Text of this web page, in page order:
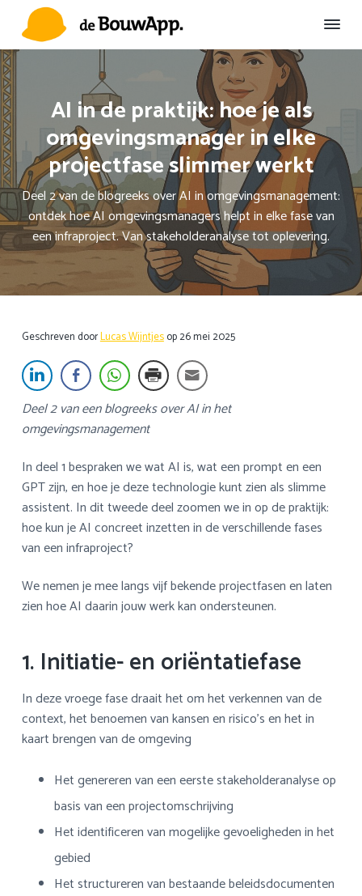
r
n
g
n
a
a
r
d
e
h
o
o
r
n
a
a
r
d
e
h
o
o
d
r
n
g
n
a
a
r
d
e
v
e
D
p
Duurzame
AI in de praktijk: hoe je als
omgevingsmanager in elke
projectfase slimmer werkt
Deel 2 van de blogreeks over AI in omgevingsmanagement:
ontdek hoe AI omgevingsmanagers helpt in elke fase van
een infraproject. Van stakeholderanalyse tot oplevering.
Geschreven doorLucas Wijntjesop26 mei 2025
Deel 2 van een blogreeks over AI in het
omgevingsmanagement
In deel 1 bespraken we wat AI is, wat een prompt en een
GPT zijn, en hoe je deze technologie kunt zien als slimme
assistent. In dit tweede deel zoomen we in op de praktijk:
hoe kun je AI concreet inzetten in de verschillende fases
van een infraproject?
We nemen je mee langs vijf bekende projectfasen en laten
zien hoe AI daarin jouw werk kan ondersteunen.
1. Initiatie- en oriëntatiefase
In deze vroege fase draait het om het verkennen van de
context, het benoemen van kansen en risico’s en het in
kaart brengen van de omgeving
Het genereren van een eerste stakeholderanalyse op
basis van een projectomschrijving
Het identificeren van mogelijke gevoeligheden in het
gebied
Het structureren van bestaande beleidsdocumenten